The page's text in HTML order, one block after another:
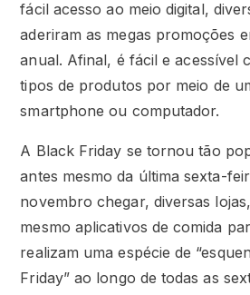
fácil acesso ao meio digital,
aderiram as megas promoções
anual. Afinal, é fácil e acessível
tipos de produtos por meio de
smartphone ou computador.
A Black Friday se tornou tão
antes mesmo da última sexta-
novembro chegar, diversas
mesmo aplicativos de comida
realizam uma espécie de
Friday” ao longo de todas as